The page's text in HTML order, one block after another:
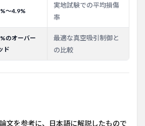
〜4.9%
実地試験での平均損傷
率
のオーバー
ド
最適な真空吸引制御と
の比較
文を参考に、日本語に解説したもので